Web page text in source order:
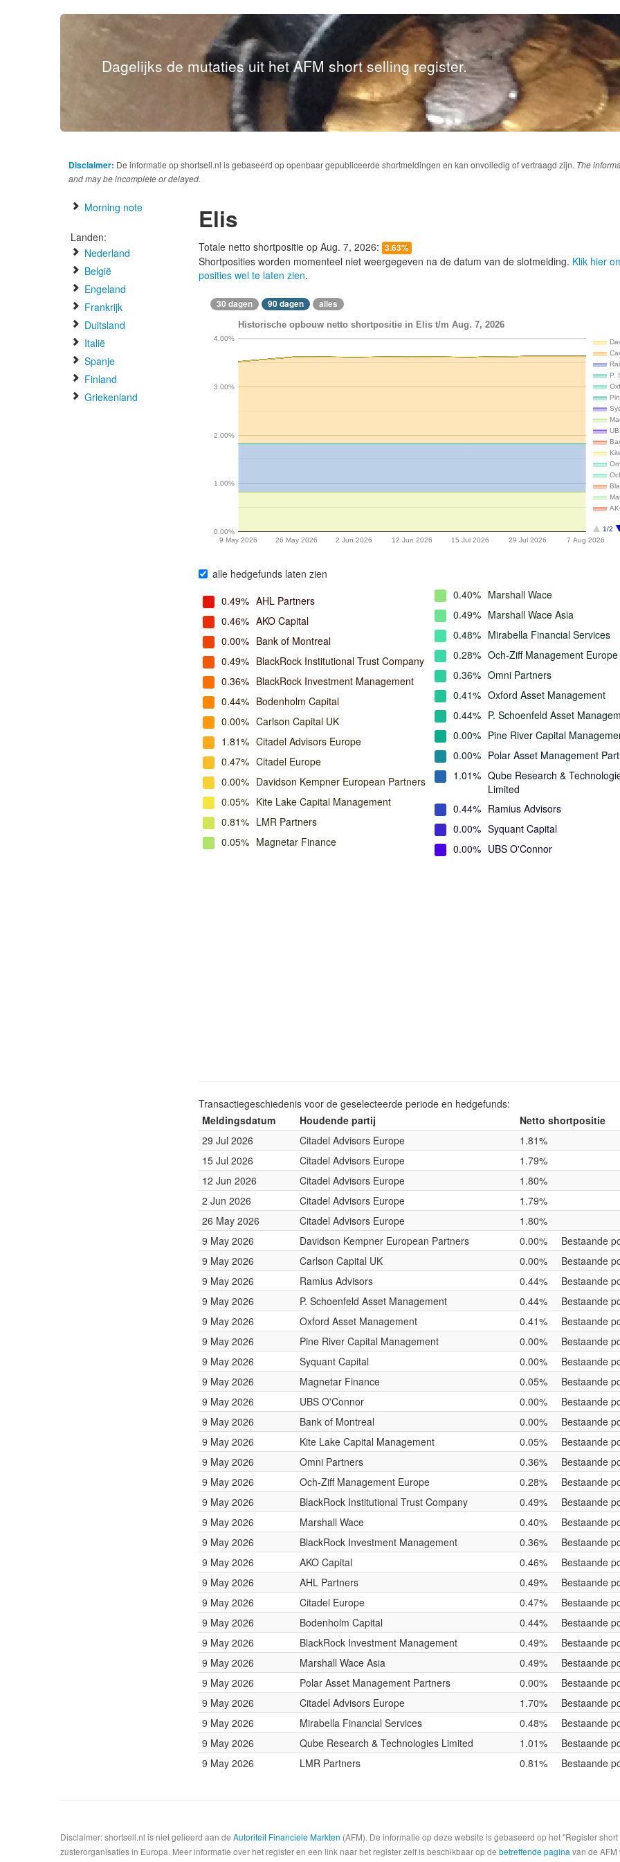
Dagelijks de mutaties uit het AFM short selling register.
Disclaimer: De informatie op shortsell.nl is gebaseerd op openbaar gepubliceerde shortmeldingen en kan onvolledig of vertraagd zijn. The
and may be incomplete or delayed.
Morning note
Landen:
Nederland
België
Engeland
Frankrijk
Duitsland
Italië
Spanje
Finland
Griekenland
Elis
Totale netto shortpositie op Aug. 7, 2026: 3.63%
Shortposities worden momenteel niet weergegeven na de datum van de slotmelding. Klik hier
posities wel te laten zien.
30 dagen 90 dagen alles
Historische opbouw netto shortpositie in Elis t/m Aug. 7, 2026
P.
1/2
9 May 2026
26 May 2026 2 Jun 2026 12 Jun 2026 15 Jul 2026 29 Jul 2026 7 Aug 2026
0.00%
1.00%
2.00%
3.00%
4.00%
alle hedgefunds laten zien
0.49% AHL Partners
0.46% AKO Capital
0.00% Bank of Montreal
0.49% BlackRock Institutional Trust Company
0.36% BlackRock Investment Management
0.44% Bodenholm Capital
0.00% Carlson Capital UK
1.81% Citadel Advisors Europe
0.47% Citadel Europe
0.00% Davidson Kempner European Partners
0.05% Kite Lake Capital Management
0.81% LMR Partners
0.05% Magnetar Finance
0.40% Marshall Wace
0.49% Marshall Wace Asia
0.48% Mirabella Financial Services
0.28% Och-Ziff Management Europe
0.36% Omni Partners
0.41% Oxford Asset Management
0.44% P. Schoenfeld Asset
0.00% Pine River Capital
0.00% Polar Asset Management
1.01% Qube Research &
Limited
0.44% Ramius Advisors
0.00% Syquant Capital
0.00% UBS O'Connor
Transactiegeschiedenis voor de geselecteerde periode en hedgefunds:
Meldingsdatum
Houdende partij
Netto shortpositie
29 Jul 2026
Citadel Advisors Europe
1.81%
15 Jul 2026
Citadel Advisors Europe
1.79%
12 Jun 2026
Citadel Advisors Europe
1.80%
2 Jun 2026
Citadel Advisors Europe
1.79%
26 May 2026
Citadel Advisors Europe
1.80%
9 May 2026
Davidson Kempner European Partners 0.00%
Bestaande
9 May 2026
Carlson Capital UK 0.00%
Bestaande
9 May 2026
Ramius Advisors 0.44%
Bestaande
9 May 2026
P. Schoenfeld Asset Management 0.44%
Bestaande
9 May 2026
Oxford Asset Management 0.41%
Bestaande
9 May 2026
Pine River Capital Management 0.00%
Bestaande
9 May 2026
Syquant Capital 0.00%
Bestaande
9 May 2026
Magnetar Finance 0.05%
Bestaande
9 May 2026
UBS O'Connor 0.00%
Bestaande
9 May 2026
Bank of Montreal 0.00%
Bestaande
9 May 2026
Kite Lake Capital Management 0.05%
Bestaande
9 May 2026
Omni Partners 0.36%
Bestaande
9 May 2026
Och-Ziff Management Europe 0.28%
Bestaande
9 May 2026
BlackRock Institutional Trust Company 0.49%
Bestaande
9 May 2026
Marshall Wace 0.40%
Bestaande
9 May 2026
BlackRock Investment Management 0.36%
Bestaande
9 May 2026
AKO Capital 0.46%
Bestaande
9 May 2026
AHL Partners 0.49%
Bestaande
9 May 2026
Citadel Europe 0.47%
Bestaande
9 May 2026
Bodenholm Capital 0.44%
Bestaande
9 May 2026
BlackRock Investment Management 0.49%
Bestaande
9 May 2026
Marshall Wace Asia 0.49%
Bestaande
9 May 2026
Polar Asset Management Partners 0.00%
Bestaande
9 May 2026
Citadel Advisors Europe 1.70%
Bestaande
9 May 2026
Mirabella Financial Services 0.48%
Bestaande
9 May 2026
Qube Research & Technologies Limited 1.01%
Bestaande
9 May 2026
LMR Partners 0.81% Bestaande
Disclaimer: shortsell.nl is niet gelieerd aan de Autoriteit Financiele Markten (AFM). De informatie op deze website is gebaseerd op het "Register
zusterorganisaties in Europa. Meer informatie over het register en een link naar het register zelf is beschikbaar op de betreffende pagina van de